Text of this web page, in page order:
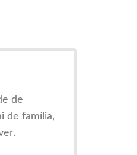
de
de família,